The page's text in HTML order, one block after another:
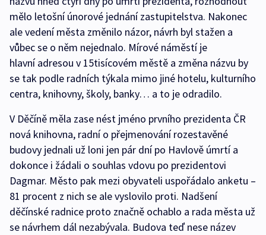
mělo letošní únorové jednání zastupitelstva. Nakonec
ale vedení města změnilo názor, návrh byl stažen a
vůbec se o něm nejednalo. Mírové náměstí je
hlavní adresou v 15tisícovém městě a změna názvu by
se tak podle radních týkala mimo jiné hotelu, kulturního
centra, knihovny, školy, banky… a to je odradilo.
V Děčíně měla zase nést jméno prvního prezidenta ČR
nová knihovna, radní o přejmenování rozestavěné
budovy jednali už loni jen pár dní po Havlově úmrtí a
dokonce i žádali o souhlas vdovu po prezidentovi
Dagmar. Město pak mezi obyvateli uspořádalo anketu –
81 procent z nich se ale vyslovilo proti. Nadšení
děčínské radnice proto značně ochablo a rada města už
se návrhem dál nezabývala. Budova teď nese název